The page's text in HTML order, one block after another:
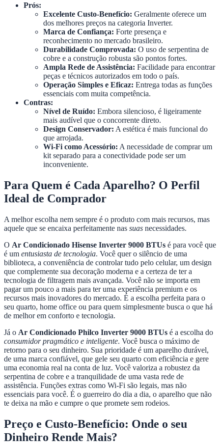
Prós:
Excelente Custo-Benefício: Geralmente oferece um
dos melhores preços na categoria Inverter.
Marca de Confiança: Forte presença e
reconhecimento no mercado brasileiro.
Durabilidade Comprovada: O uso de serpentina de
cobre e a construção robusta são pontos fortes.
Ampla Rede de Assistência: Facilidade para encontrar
peças e técnicos autorizados em todo o país.
Operação Simples e Eficaz: Entrega todas as funções
essenciais com muita competência.
Contras:
Nível de Ruído: Embora silencioso, é ligeiramente
mais audível que o concorrente direto.
Design Conservador: A estética é mais funcional do
que arrojada.
Wi-Fi como Acessório: A necessidade de comprar um
kit separado para a conectividade pode ser um
inconveniente.
Para Quem é Cada Aparelho? O Perfil
Ideal de Comprador
A melhor escolha nem sempre é o produto com mais recursos, mas
aquele que se encaixa perfeitamente nas suas necessidades.
O Ar Condicionado Hisense Inverter 9000 BTUs é para você que
é um entusiasta de tecnologia. Você quer o silêncio de uma
biblioteca, a conveniência de controlar tudo pelo celular, um design
que complemente sua decoração moderna e a certeza de ter a
tecnologia de filtragem mais avançada. Você não se importa em
pagar um pouco a mais para ter uma experiência premium e os
recursos mais inovadores do mercado. É a escolha perfeita para o
seu quarto, home office ou para quem simplesmente busca o que há
de melhor em conforto e tecnologia.
Já o Ar Condicionado Philco Inverter 9000 BTUs é a escolha do
consumidor pragmático e inteligente. Você busca o máximo de
retorno para o seu dinheiro. Sua prioridade é um aparelho durável,
de uma marca confiável, que gele seu quarto com eficiência e gere
uma economia real na conta de luz. Você valoriza a robustez da
serpentina de cobre e a tranquilidade de uma vasta rede de
assistência. Funções extras como Wi-Fi são legais, mas não
essenciais para você. É o guerreiro do dia a dia, o aparelho que não
te deixa na mão e cumpre o que promete sem rodeios.
Preço e Custo-Benefício: Onde o seu
Dinheiro Rende Mais?